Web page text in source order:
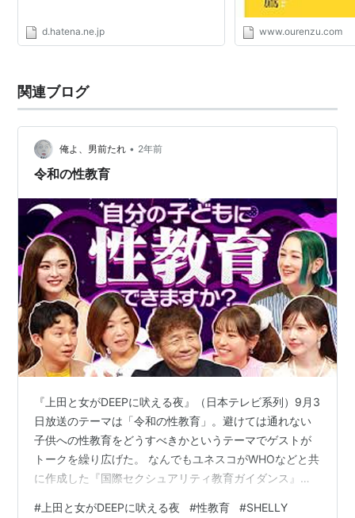
d.hatena.ne.jp www.ourenzu.com
関連ブログ
俺よ、男前たれ • 2年前
令和の性教育
『上田と女がDEEPに吠える夜』（日本テレビ系列）9月3
日放送のテーマは「令和の性教育」。避けては通れない
子供への性教育をどうすべきかというテーマでゲストが
トークを繰り広げた。 なんでもユネスコがWHOなどと共
に作成した『国際セクシュアリティ教育ガイダンス』に
# 上田と女がDEEPに吠える夜 #性教育 #SHELLY